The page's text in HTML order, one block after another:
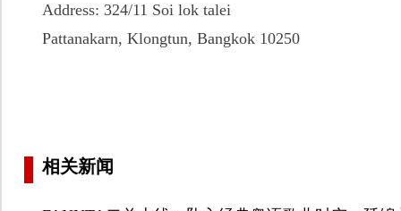
Address: 324/11 Soi lok talei
Pattanakarn, Klongtun, Bangkok 10250
相关新闻